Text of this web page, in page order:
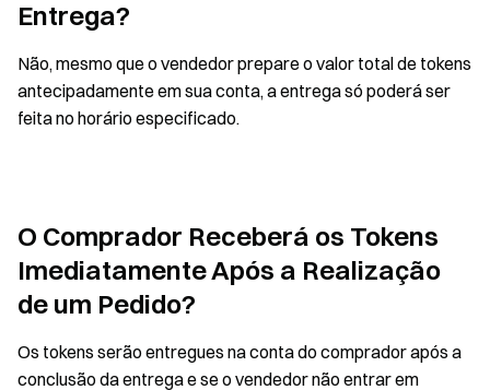
Entrega?
Não, mesmo que o vendedor prepare o valor total de tokens
antecipadamente em sua conta, a entrega só poderá ser
feita no horário especificado.
O Comprador Receberá os Tokens
Imediatamente Após a Realização
de um Pedido?
Os tokens serão entregues na conta do comprador após a
conclusão da entrega e se o vendedor não entrar em